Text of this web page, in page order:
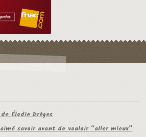
Élodie Drèges
savoir avant de vouloir “aller mieux”